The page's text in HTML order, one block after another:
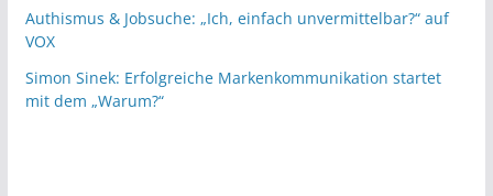
Authismus & Jobsuche: „Ich, einfach unvermittelbar?“ auf
VOX
Simon Sinek: Erfolgreiche Markenkommunikation startet
mit dem „Warum?“